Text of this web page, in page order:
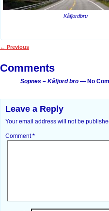
Kåfjordbru
← Previous
Comments
Sopnes – Kåfjord bro — No
Leave a Reply
Your email address will not be
Comment*